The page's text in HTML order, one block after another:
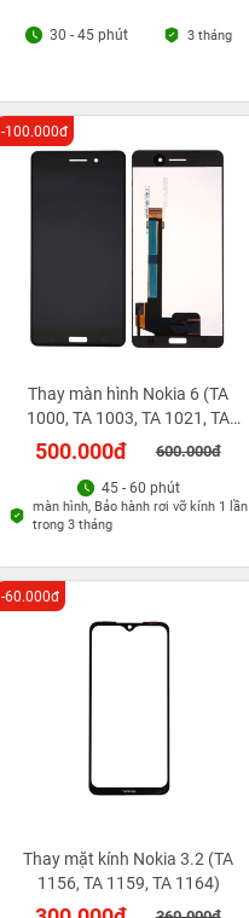
30 - 45 phút 3 tháng
Thay màn hình Nokia 6 (TA
1000, TA 1003, TA 1021, TA
1025, TA 1033, TA 1039)
500.000đ 600.000đ
-100.000đ
45 - 60 phút
màn hình, Bảo hành rơi vỡ kính 1 lần
trong 3 tháng
Thay mặt kính Nokia 3.2 (TA
1156, TA 1159, TA 1164)
-60.000đ